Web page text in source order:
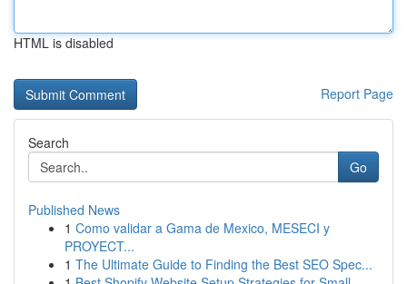
HTML is disabled
Report Page
Search
Go
Published News
1 Como validar a Gama de Mexico, MESECI y
PROYECT...
1 The Ultimate Guide to Finding the Best SEO Spec...